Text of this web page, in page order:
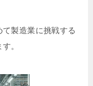
製造業に挑戦する
。